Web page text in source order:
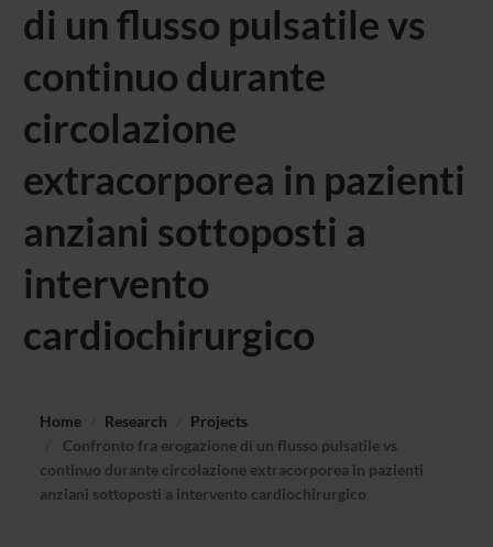
di un flusso pulsatile vs
continuo durante
circolazione
extracorporea in pazienti
anziani sottoposti a
intervento
cardiochirurgico
Home Research
Projects
Confronto fra erogazione di un flusso pulsatile vs
continuo durante circolazione extracorporea in pazienti
anziani sottoposti a intervento cardiochirurgico